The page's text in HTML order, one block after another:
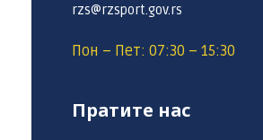
rzs@rzsport.gov.rs
Пон – Пет: 07:30 – 15:30
Пратите нас